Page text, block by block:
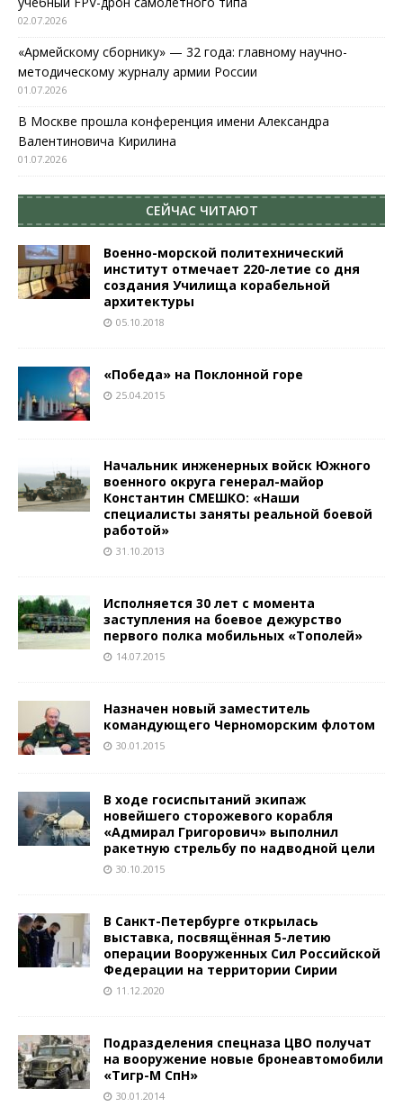
02.07.2026
«Армейскому сборнику» — 32 года: главному научно-
методическому журналу армии России
01.07.2026
В Москве прошла конференция имени Александра
Валентиновича Кирилина
01.07.2026
СЕЙЧАС ЧИТАЮТ
Военно-морской политехнический
институт отмечает 220-летие со дня
создания Училища корабельной
архитектуры
05.10.2018
«Победа» на Поклонной горе
25.04.2015
Начальник инженерных войск Южного
военного округа генерал­-майор
Константин СМЕШКО: «Наши
специалисты заняты реальной боевой
работой»
31.10.2013
Исполняется 30 лет с момента
заступления на боевое дежурство
первого полка мобильных «Тополей»
14.07.2015
Назначен новый заместитель
командующего Черноморским флотом
30.01.2015
В ходе госиспытаний экипаж
новейшего сторожевого корабля
«Адмирал Григорович» выполнил
ракетную стрельбу по надводной цели
30.10.2015
В Санкт-Петербурге открылась
выставка, посвящённая 5-летию
операции Вооруженных Сил Российской
Федерации на территории Сирии
11.12.2020
Подразделения спецназа ЦВО получат
на вооружение новые бронеавтомобили
«Тигр-М СпН»
30.01.2014